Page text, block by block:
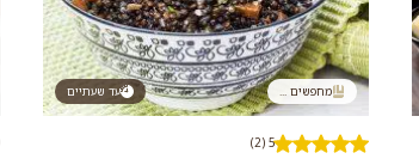
עד שעתיים מחפשים ...
5 (2)